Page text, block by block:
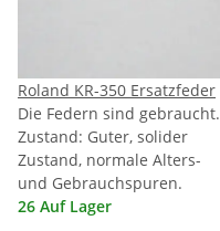
Roland KR-350 Ersatzfeder
Die Federn sind gebraucht.
Zustand: Guter, solider
Zustand, normale Alters-
und Gebrauchspuren.
26 Auf Lager